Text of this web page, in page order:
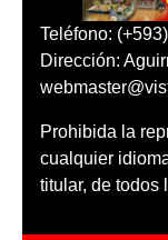
Teléfono:
Dirección:
Prohibida la
cualquier
titular, de todos